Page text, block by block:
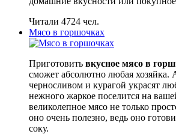
Читали 4724 чел.
Мясо в горшочках
Приготовить вкусное мясо в
сможет абсолютно любая хозяйка.
черносливом и курагой украсят
нежного жаркое поселится на
великолепное мясо не только
оно очень полезно, ведь оно
соку.